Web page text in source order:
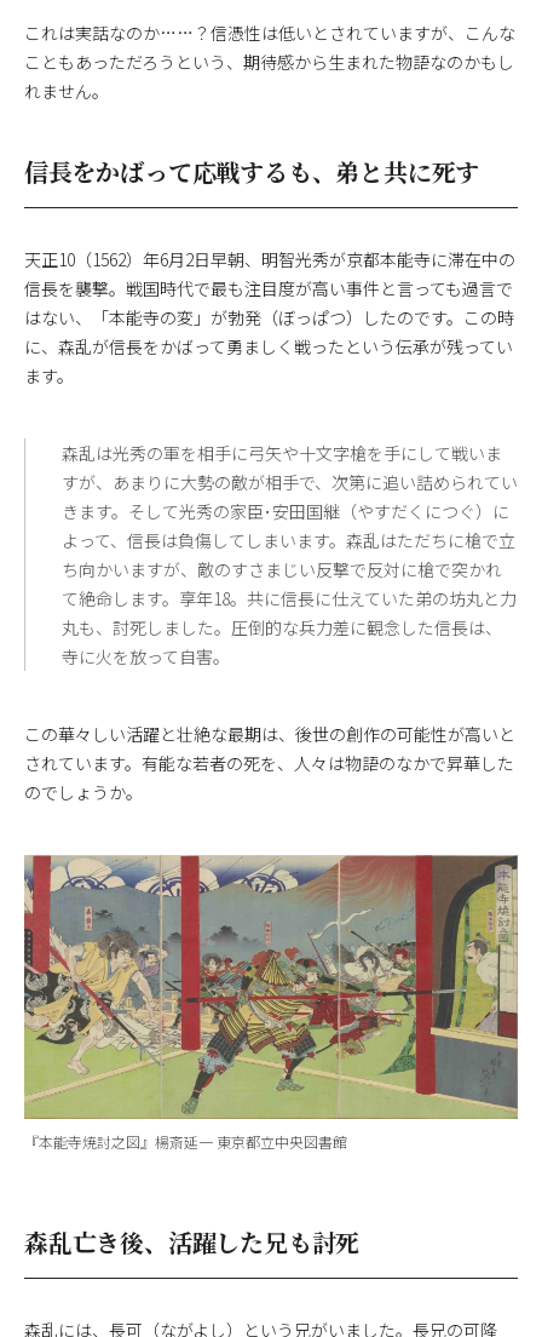
これは実話なのか……？信憑性は低いとされていますが、こんな
こともあっただろうという、期待感から生まれた物語なのかもし
れません。
信長をかばって応戦するも、弟と共に死す
天正10（1562）年6月2日早朝、明智光秀が京都本能寺に滞在中の
信長を襲撃。戦国時代で最も注目度が高い事件と言っても過言で
はない、「本能寺の変」が勃発（ぼっぱつ）したのです。この時
に、森乱が信長をかばって勇ましく戦ったという伝承が残ってい
ます。
森乱は光秀の軍を相手に弓矢や十文字槍を手にして戦いま
すが、あまりに大勢の敵が相手で、次第に追い詰められてい
きます。そして光秀の家臣･安田国継（やすだくにつぐ）に
よって、信長は負傷してしまいます。森乱はただちに槍で立
ち向かいますが、敵のすさまじい反撃で反対に槍で突かれ
て絶命します。享年18。共に信長に仕えていた弟の坊丸と力
丸も、討死しました。圧倒的な兵力差に観念した信長は、
寺に火を放って自害。
この華々しい活躍と壮絶な最期は、後世の創作の可能性が高いと
されています。有能な若者の死を、人々は物語のなかで昇華した
のでしょうか。
『本能寺焼討之図』楊斎延一 東京都立中央図書館
森乱亡き後、活躍した兄も討死
森乱には、長可（ながよし）という兄がいました。長兄の可隆